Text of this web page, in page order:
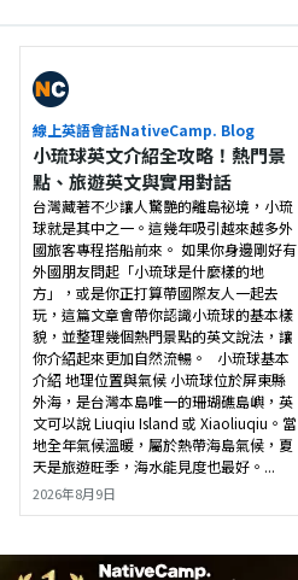
線上英語會話NativeCamp. Blog
小琉球英文介紹全攻略！熱門景
點、旅遊英文與實用對話
台灣藏著不少讓人驚艷的離島祕境，小琉
球就是其中之一。這幾年吸引越來越多外
國旅客專程搭船前來。 如果你身邊剛好有
外國朋友問起「小琉球是什麼樣的地
方」，或是你正打算帶國際友人一起去
玩，這篇文章會帶你認識小琉球的基本樣
貌，並整理幾個熱門景點的英文說法，讓
你介紹起來更加自然流暢。 小琉球基本
介紹 地理位置與氣候 小琉球位於屏東縣
外海，是台灣本島唯一的珊瑚礁島嶼，英
文可以說 Liuqiu Island 或 Xiaoliuqiu。當
地全年氣候溫暖，屬於熱帶海島氣候，夏
天是旅遊旺季，海水能見度也最好。...
2026年8月9日